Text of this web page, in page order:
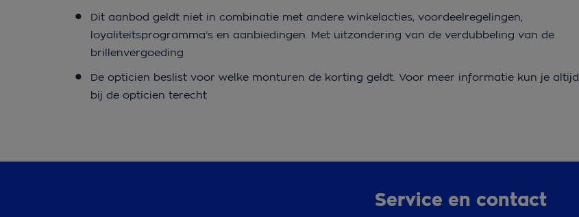
Dit aanbod geldt niet in combinatie met andere winkelacties, voordeelregelingen,
loyaliteitsprogramma’s en aanbiedingen. Met uitzondering van de verdubbeling van de
brillenvergoeding
De opticien beslist voor welke monturen de korting geldt. Voor meer informatie kun je altijd
bij de opticien terecht
Service en contact